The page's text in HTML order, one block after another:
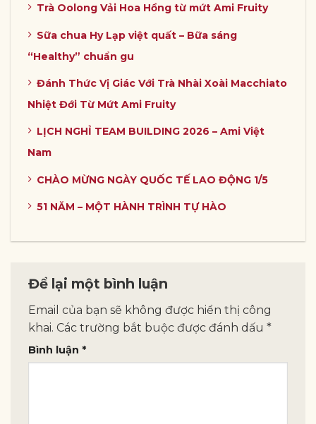
Trà Oolong Vải Hoa Hồng từ mứt Ami Fruity
Sữa chua Hy Lạp việt quất – Bữa sáng
“Healthy” chuẩn gu
Đánh Thức Vị Giác Với Trà Nhài Xoài Macchiato
Nhiệt Đới Từ Mứt Ami Fruity
LỊCH NGHỈ TEAM BUILDING 2026 – Ami Việt
Nam
CHÀO MỪNG NGÀY QUỐC TẾ LAO ĐỘNG 1/5
51 NĂM – MỘT HÀNH TRÌNH TỰ HÀO
Để lại một bình luận
Email của bạn sẽ không được hiển thị công
khai. Các trường bắt buộc được đánh dấu *
Bình luận *